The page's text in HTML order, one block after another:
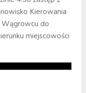
Kierowania
do
miejscowości